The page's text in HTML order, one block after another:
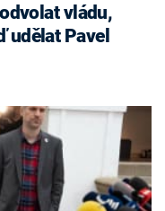
udělat Pavel